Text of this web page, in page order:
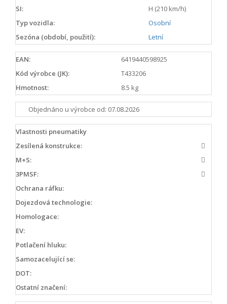
SI:
H (210 km/h)
Typ vozidla:
Osobní
Sezóna (období, použití):
Letní
EAN:
6419440598925
Kód výrobce (JK):
T433206
Hmotnost:
8.5 kg
Objednáno u výrobce od: 07.08.2026
Vlastnosti pneumatiky
Zesílená konstrukce:
M+S:
3PMSF:
Ochrana ráfku:
Dojezdová technologie:
Homologace:
EV:
Potlačení hluku:
Samozacelující se:
DOT:
Ostatní značení: